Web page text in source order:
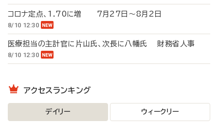
コロナ定点、1.70に増 7月27日～8月2日
8/10 12:30
医療担当の主計官に片山氏、次長に八幡氏 財務省人事
8/10 12:30
アクセスランキング
デイリー ウィークリー